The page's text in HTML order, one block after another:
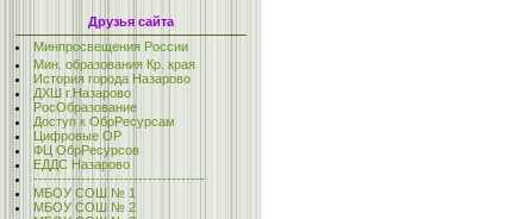
Друзья сайта
Минпросвещения России
Мин. образования Кр. края
История города Назарово
ДХШ г.Назарово
РосОбразование
Доступ к ОбрРесурсам
Цифровые ОР
ФЦ ОбрРесурсов
ЕДДС Назарово
------------------------------------
МБОУ СОШ № 1
МБОУ СОШ № 2